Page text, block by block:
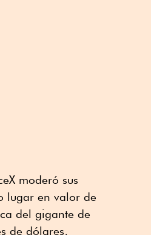
moderó sus
lugar en valor de
del gigante de
de dólares,